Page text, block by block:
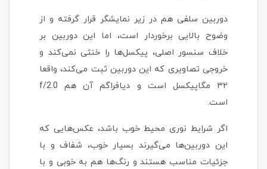
دوربین سلفی هم در زیر نمایشگر قرار گرفته و از
وضوح بالایی برخوردار است، اما این دوربین بر
خلاف سنسور اصلی، پیکسل‌ها را خنثی نمی‌کند و
خروجی تصاویری که این دوربین ثبت می‌کند، واقعا
۳۲ مگاپیکسل است و دیافراگم آن هم f/2.0
است.
اگر شرایط نوری محیط خوب باشد، عکس‌هایی که
این دوربین‌ها می‌گیرند بسیار خوب، شفاف و با
جزئیات مناسب هستند و رنگ‌ها هم به خوبی و با